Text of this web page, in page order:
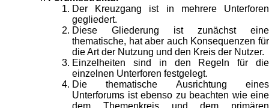
Der Kreuzgang ist in mehrere Unterforen
gegliedert.
Diese Gliederung ist zunächst eine
thematische, hat aber auch Konsequenzen für
die Art der Nutzung und den Kreis der Nutzer.
Einzelheiten sind in den Regeln für die
einzelnen Unterforen festgelegt.
Die thematische Ausrichtung eines
Unterforums ist ebenso zu beachten wie eine